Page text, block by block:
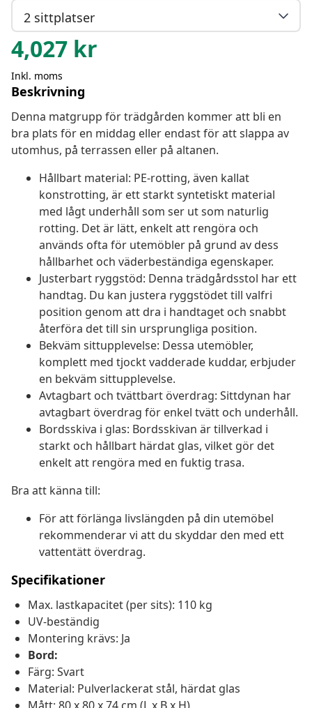
2 sittplatser
4,027 kr
Inkl. moms
Beskrivning
Denna matgrupp för trädgården kommer att bli en
bra plats för en middag eller endast för att slappa av
utomhus, på terrassen eller på altanen.
Hållbart material: PE-rotting, även kallat
konstrotting, är ett starkt syntetiskt material
med lågt underhåll som ser ut som naturlig
rotting. Det är lätt, enkelt att rengöra och
används ofta för utemöbler på grund av dess
hållbarhet och väderbeständiga egenskaper.
Justerbart ryggstöd: Denna trädgårdsstol har ett
handtag. Du kan justera ryggstödet till valfri
position genom att dra i handtaget och snabbt
återföra det till sin ursprungliga position.
Bekväm sittupplevelse: Dessa utemöbler,
komplett med tjockt vadderade kuddar, erbjuder
en bekväm sittupplevelse.
Avtagbart och tvättbart överdrag: Sittdynan har
avtagbart överdrag för enkel tvätt och underhåll.
Bordsskiva i glas: Bordsskivan är tillverkad i
starkt och hållbart härdat glas, vilket gör det
enkelt att rengöra med en fuktig trasa.
Bra att känna till:
För att förlänga livslängden på din utemöbel
rekommenderar vi att du skyddar den med ett
vattentätt överdrag.
Specifikationer
Max. lastkapacitet (per sits): 110 kg
UV-beständig
Montering krävs: Ja
Bord:
Färg: Svart
Material: Pulverlackerat stål, härdat glas